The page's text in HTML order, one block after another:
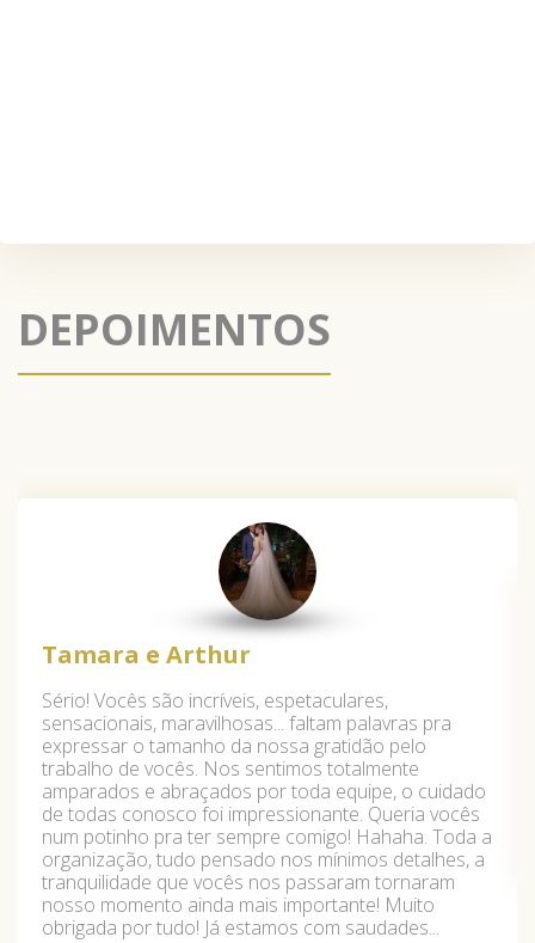
DEPOIMENTOS
Tamara e Arthur
Sério! Vocês são incríveis, espetaculares,
sensacionais, maravilhosas... faltam palavras pra
expressar o tamanho da nossa gratidão pelo
trabalho de vocês. Nos sentimos totalmente
amparados e abraçados por toda equipe, o cuidado
de todas conosco foi impressionante. Queria vocês
num potinho pra ter sempre comigo! Hahaha. Toda a
organização, tudo pensado nos mínimos detalhes, a
tranquilidade que vocês nos passaram tornaram
nosso momento ainda mais importante! Muito
obrigada por tudo! Já estamos com saudades...